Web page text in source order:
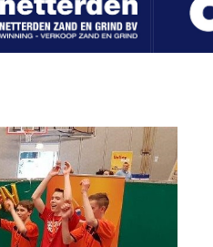
Verenigingsbrede gedragscode
Vertrouwenscontactpersoon